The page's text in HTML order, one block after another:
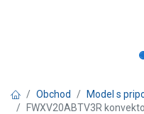
Obchod
Model s
FWXV20ABTV3R